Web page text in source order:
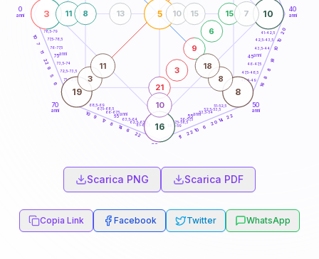
0
anni
40
anni
50
anni
60
70
anni
41-42,5
42,5-43,5
43,5-44
46-47,5
47,5-48,5
48,5-49
51-52,5
52,5-53,5
53,5-54
56-57,5
57,5-58,5
58,5-59
61-62,5
62,5-63,5
63,5-64
66-67,5
67,5-68,5
68,5-69
71-72,5
72,5-73,5
73,5-74
76-77,5
77,5-78,5
78,5-79 20
10
10
18
8
8
16
22
14
20
6
10
22
11
22
6
14
8
17
9
10
6
5
9
22
11
7
10
3 10
16
5
19 8
21
3
9
6
15
11 7
10
8 10 15
13
3
11
8
18
45anni
55anni
65anni
75anni
Scarica PNG Scarica PDF
Copia Link Facebook Twitter WhatsApp